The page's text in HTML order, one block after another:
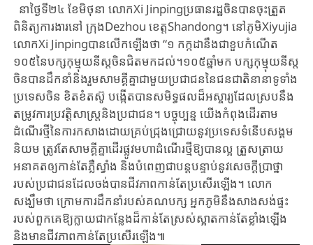
នាថ្ងៃទី​២៤ ខែមិថុនា ​លោក​Xi Jinpingប្រធានរដ្ឋ​ចិន​បាន​ចុះត្រួត
ពិនិត្យការងារនៅ​ ក្រុងDezhou ខេត្តShandong។ នៅភូមិXiyujia
លោក​Xi Jinpingបាន​លើកឡើងថា​ ​“​១ កក្កដា​នឹង​ជា​​ខួបកំណើត​
១០៥​នៃ​បក្សកុម្មុយនីស្ត​ចិនជិតមកដល់។​១០៥​ឆ្នាំ​មក​ បក្ស​កុម្មុយនីស្ត​
ចិន​បានដឹកនាំ​និង​រួមសាមគ្គីគ្នា​ជា​មួយ​​ប្រជាជន​នៃជនជាតិ​នានាទូទាំង​
ប្រទេស​ចិន​ ខិតខំ​តស៊ូ ​បង្កើតបាន​សមិទ្ធផល​ដ៏​អស្ចារ្យ​ដែល​ស្រប​នឹង​
តម្រូវ​ការ​ប្រវត្តិសាស្ត្រ​និងប្រជាជន។ បច្ចុប្បន្ន ​យើង​កំពុង​ដើរតាម​
ដំណើរថ្មី​នៃ​ការ​កសាង​ដោយ​គ្រប់​ជ្រុងជ្រោយ​នូវ​ប្រទេស​ទំនើបសង្គម
និយម​ ត្រូវតែ​សាមគ្គីគ្នា​ដើរផ្លូវ​មហាដំណើរ​ថ្មីឱ្យ​បាន​ល្អ ត្រួសត្រាយ​
អនាគត​ឲ្យកាន់តែ​ភ្លឺស្វាំង ​និងបំពេញ​ជា​បន្តបន្ទាប់​នូវ​សេចក្តីប្រាថ្នា​
របស់ប្រជាជន​ដែល​ចង់​បាន​​ជីវភាព​​កាន់តែ​ប្រសើរ​ឡើង។ លោក​
សង្ឃឹមថា ក្រោមការដឹកនាំរបស់គណបក្ស ​អ្នកភូមិនឹងសាងសង់ផ្ទះ
របស់ពួក​គេ​ឱ្យក្លាយជាកន្លែងដ៏​កាន់តែ​ស្រស់ស្អាតកាន់តែខ្លាំងឡើង​
និងមានជីវភាព​កាន់តែប្រសើរឡើង៕